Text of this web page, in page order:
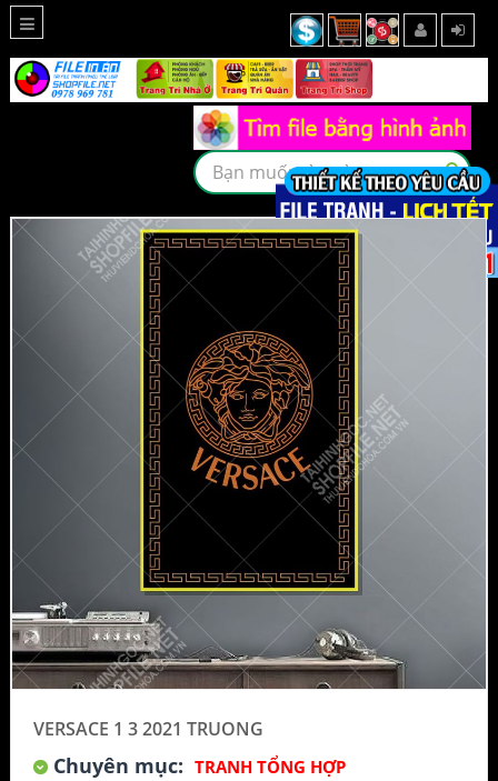
VERSACE 1 3 2021 TRUONG
Chuyên mục: TRANH TỔNG HỢP